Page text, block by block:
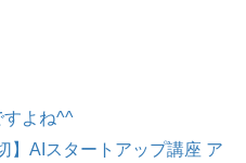
すよね^^
】AIスタートアップ講座 ア